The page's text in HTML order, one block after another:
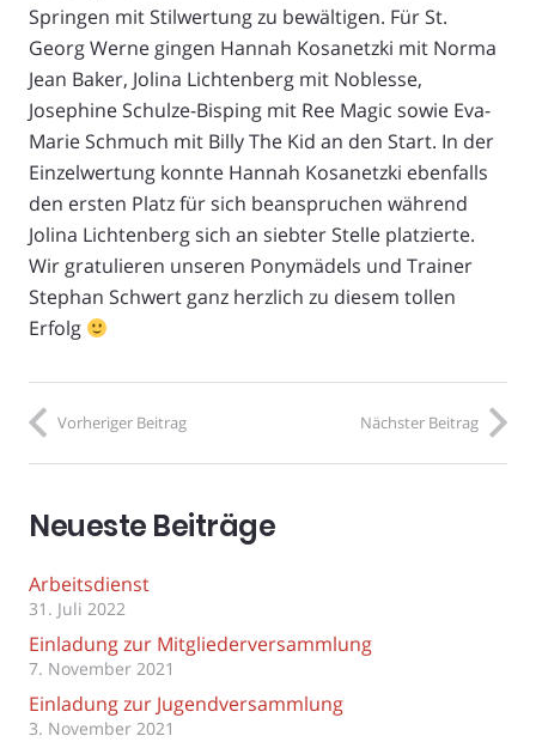
Springen mit Stilwertung zu bewältigen. Für St.
Georg Werne gingen Hannah Kosanetzki mit Norma
Jean Baker, Jolina Lichtenberg mit Noblesse,
Josephine Schulze-Bisping mit Ree Magic sowie Eva-
Marie Schmuch mit Billy The Kid an den Start. In der
Einzelwertung konnte Hannah Kosanetzki ebenfalls
den ersten Platz für sich beanspruchen während
Jolina Lichtenberg sich an siebter Stelle platzierte.
Wir gratulieren unseren Ponymädels und Trainer
Stephan Schwert ganz herzlich zu diesem tollen
Erfolg
Vorheriger Beitrag Nächster Beitrag
Neueste Beiträge
Arbeitsdienst
31. Juli 2022
Einladung zur Mitgliederversammlung
7. November 2021
Einladung zur Jugendversammlung
3. November 2021